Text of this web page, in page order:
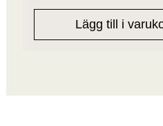
Lägg till i